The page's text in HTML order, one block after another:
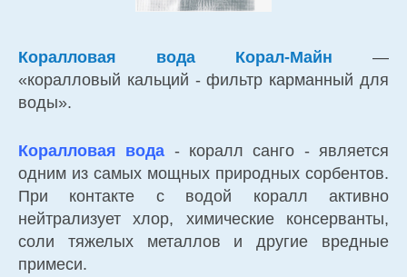
Коралловая вода Корал-Майн —
«коралловый кальций - фильтр карманный для
воды».
Коралловая вода - коралл санго - является
одним из самых мощных природных сорбентов.
При контакте с водой коралл активно
нейтрализует хлор, химические консерванты,
соли тяжелых металлов и другие вредные
примеси.